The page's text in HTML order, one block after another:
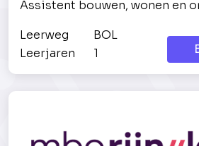
Assistent bouwen, wonen en
Leerweg
BOL
Leerjaren
1